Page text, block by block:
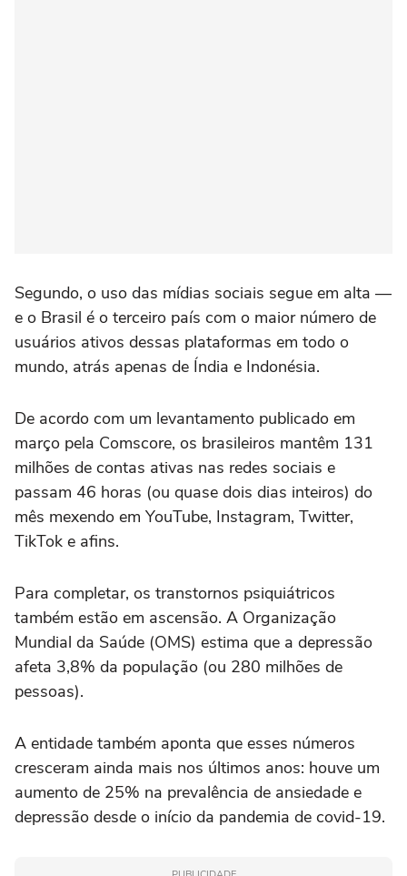
Segundo, o uso das mídias sociais segue em alta —
e o Brasil é o terceiro país com o maior número de
usuários ativos dessas plataformas em todo o
mundo, atrás apenas de Índia e Indonésia.
De acordo com um levantamento publicado em
março pela Comscore, os brasileiros mantêm 131
milhões de contas ativas nas redes sociais e
passam 46 horas (ou quase dois dias inteiros) do
mês mexendo em YouTube, Instagram, Twitter,
TikTok e afins.
Para completar, os transtornos psiquiátricos
também estão em ascensão. A Organização
Mundial da Saúde (OMS) estima que a depressão
afeta 3,8% da população (ou 280 milhões de
pessoas).
A entidade também aponta que esses números
cresceram ainda mais nos últimos anos: houve um
aumento de 25% na prevalência de ansiedade e
depressão desde o início da pandemia de covid-19.